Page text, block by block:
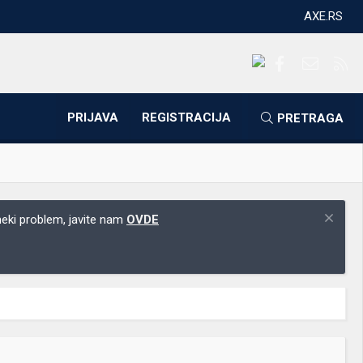
AXE.RS
PRIJAVA REGISTRACIJA PRETRAGA
problem, javite nam OVDE